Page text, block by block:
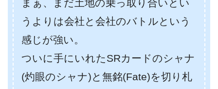
まぁ、まだ土地の乗っ取り合いとい
うよりは会社と会社のバトルという
感じが強い。
ついに手にいれたSRカードのシャナ
(灼眼のシャナ)と無銘(Fate)を切り札